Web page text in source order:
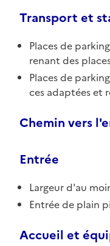
Transport et
Places de
renant des
Places de
ces adaptées et
Chemin vers
Entrée
Largeur d'au
Entrée de plain
Accueil et